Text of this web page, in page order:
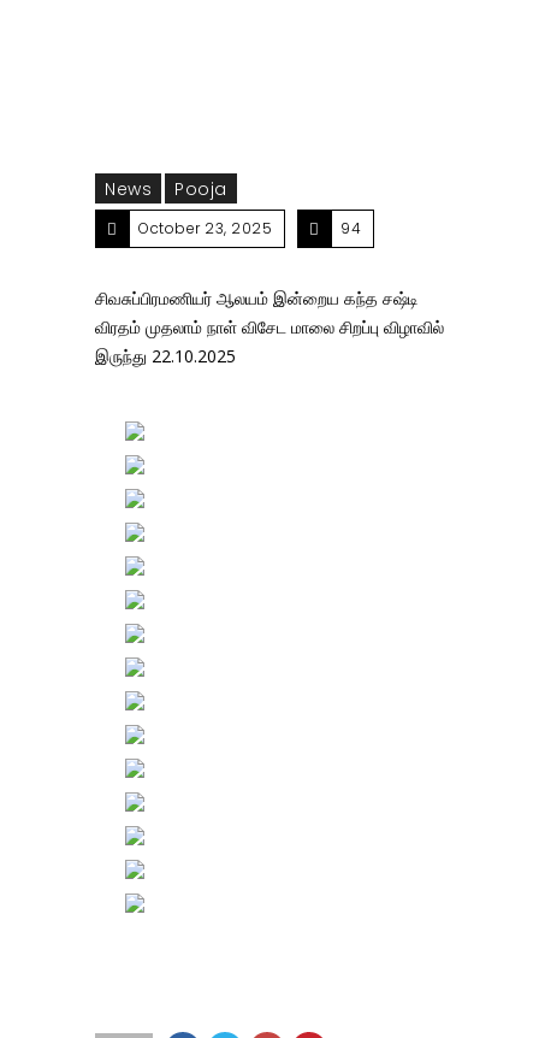
News Pooja
October 23, 2025 94
சிவசுப்பிரமணியர் ஆலயம் இன்றைய கந்த சஷ்டி
விரதம் முதலாம் நாள் விசேட மாலை சிறப்பு விழாவில்
இருந்து 22.10.2025